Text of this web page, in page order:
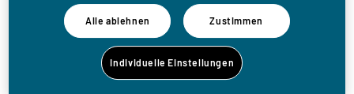
Deutschland
zum Routenplaner
Alle ablehnen Zustimmen
Individuelle Einstellungen